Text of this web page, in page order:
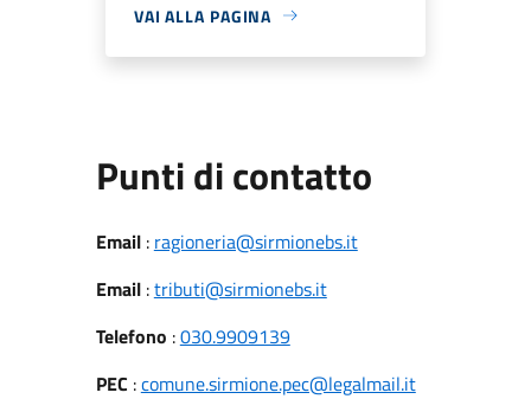
VAI ALLA PAGINA
Punti di contatto
Email: ragioneria@sirmionebs.it
Email:tributi@sirmionebs.it
Telefono :030.9909139
PEC :comune.sirmione.pec@legalmail.it